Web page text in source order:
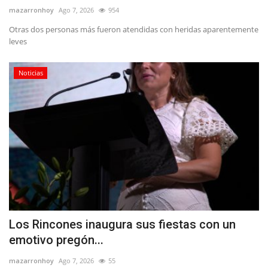
mazarronhoy Ago 7, 2026 954
Otras dos personas más fueron atendidas con heridas aparentemente
leves
Noticias
Los Rincones inaugura sus fiestas con un
emotivo pregón...
mazarronhoy Ago 7, 2026 55